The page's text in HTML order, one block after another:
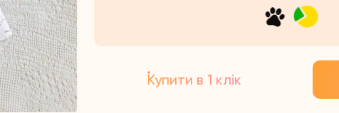
Купити в 1 клік